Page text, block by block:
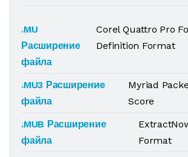
.MU
Расширение
файла
Corel Quattro Pro
Definition Format
.MU3 Расширение
файла
Myriad
Score
.MUB Расширение
файла
Format